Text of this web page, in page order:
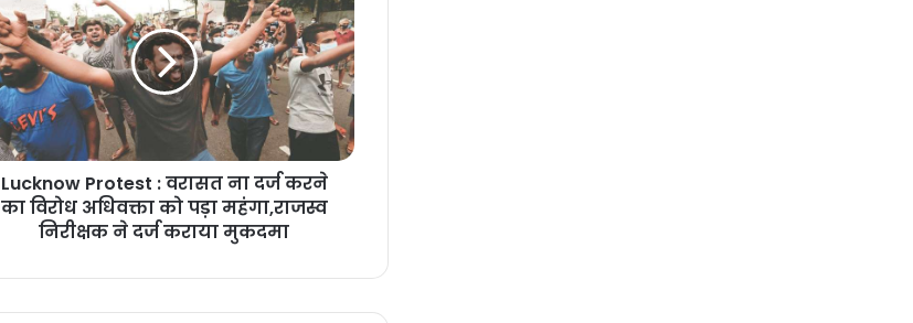
Lucknow Protest : वरासत ना दर्ज करने
का विरोध अधिवक्ता को पड़ा महंगा,राजस्व
निरीक्षक ने दर्ज कराया मुकदमा